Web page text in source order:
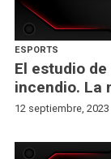
ESPORTS
El estudio de
incendio. La
12 septiembre, 2023